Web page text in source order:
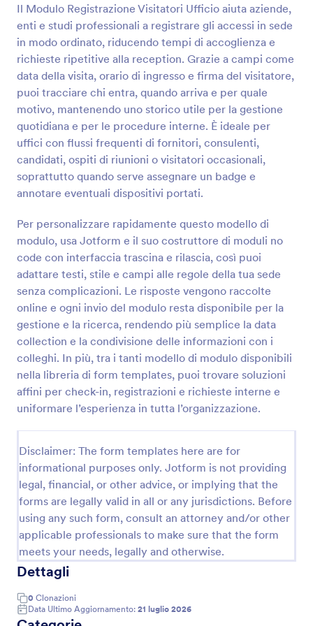
Il Modulo Registrazione Visitatori Ufficio aiuta aziende,
enti e studi professionali a registrare gli accessi in sede
in modo ordinato, riducendo tempi di accoglienza e
richieste ripetitive alla reception. Grazie a campi come
data della visita, orario di ingresso e firma del visitatore,
puoi tracciare chi entra, quando arriva e per quale
motivo, mantenendo uno storico utile per la gestione
quotidiana e per le procedure interne. È ideale per
uffici con flussi frequenti di fornitori, consulenti,
candidati, ospiti di riunioni o visitatori occasionali,
soprattutto quando serve assegnare un badge e
annotare eventuali dispositivi portati.
Per personalizzare rapidamente questo modello di
modulo, usa Jotform e il suo costruttore di moduli no
code con interfaccia trascina e rilascia, così puoi
adattare testi, stile e campi alle regole della tua sede
senza complicazioni. Le risposte vengono raccolte
online e ogni invio del modulo resta disponibile per la
gestione e la ricerca, rendendo più semplice la data
collection e la condivisione delle informazioni con i
colleghi. In più, tra i tanti modello di modulo disponibili
nella libreria di form templates, puoi trovare soluzioni
affini per check-in, registrazioni e richieste interne e
uniformare l’esperienza in tutta l’organizzazione.
Disclaimer: The form templates here are for
informational purposes only. Jotform is not providing
legal, financial, or other advice, or implying that the
forms are legally valid in all or any jurisdictions. Before
using any such form, consult an attorney and/or other
applicable professionals to make sure that the form
meets your needs, legally and otherwise.
Dettagli
0 Clonazioni
Data Ultimo Aggiornamento: 21 luglio 2026
Anteprima
Modulo Di Richiesta Di Sicurezza
Gestisci segnalazioni e richieste interne con il
Modulo di richiesta di intervento per la sicurezza
aziendale, ideale per aziende e uffici che vogliono
risposta in modo centralizzato.
Go to Category:
Moduli di Richiesta
Usa Template
Anteprima